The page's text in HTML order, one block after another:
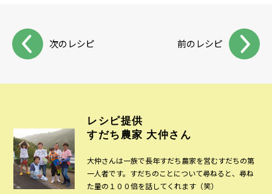
次のレシピ 前のレシピ
レシピ提供
すだち農家 大仲さん
大仲さんは一族で長年すだち農家を営むすだちの第
一人者です。すだちのことについて尋ねると、尋ね
た量の１００倍を話してくれます（笑）